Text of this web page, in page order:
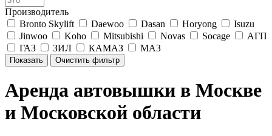
Производитель
Bronto Skylift
Daewoo Dasan Horyong
Isuzu
Jinwoo
Koho Mitsubishi Novas Socage
АГП
ГАЗ
ЗИЛ КАМАЗ МАЗ
Аренда автовышки в Москве
и Московской области